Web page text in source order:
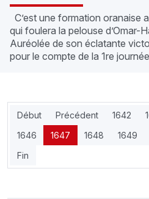
C’est une formation oranaise
qui foulera la pelouse d’Omar-
Auréolée de son éclatante
pour le compte de la 1re
Début Précédent 1642
1646
1647 1648 1649
Fin